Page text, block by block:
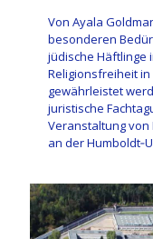
Von Ayala
besonderen
jüdische Häftlinge
Religionsfreiheit
gewährleistet
juristische
Veranstaltung von
an der